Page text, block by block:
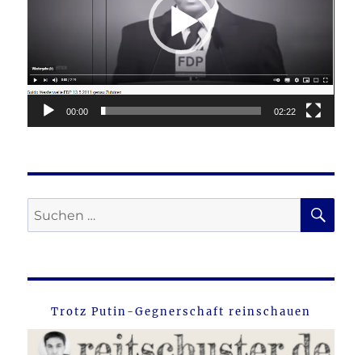
00:00 02:22
Suche
nach:
Trotz Putin-Gegnerschaft reinschauen